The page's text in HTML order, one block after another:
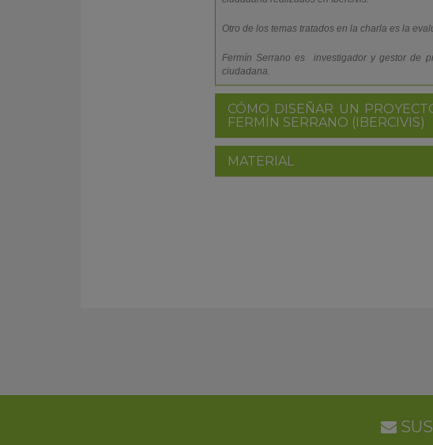
Otro de los temas tratados en la charla es la
Fermín Serrano es investigador y gestor de
ciudadana.
CÓMO DISEÑAR UN
FERMÍN SERRANO (IBERCIVIS)
MATERIAL